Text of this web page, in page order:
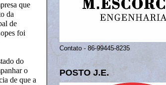
que
da
de
foi
do
o
de que a
Contato - 86-99445-8235
POSTO J.E.